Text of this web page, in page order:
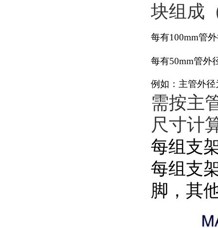
块组成
每有100mm管
每有50mm管外
例如：主管外
需按主
尺寸计
每组支
每组支
脚，其